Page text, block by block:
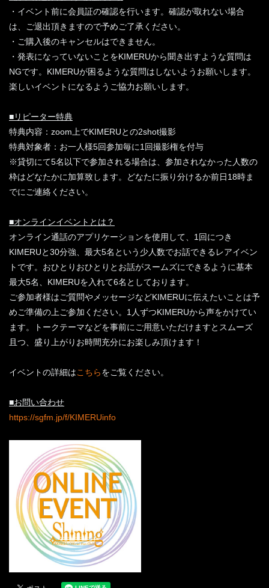
・イベント前に会員証の確認を行います。確認が取れない場合
は、ご退出頂きますので予めご了承ください。
・ご購入後のキャンセルはできません。
・発表になっていないことをKIMERUから聞き出すような質問は
NGです。KIMERUが困るような質問はしないようお願いします。
楽しいイベントになるようご協力お願いします。
■リピーター特典
特典内容：zoom上でKIMERUとの2shot撮影
特典対象者：お一人様5回参加毎に1回撮影権を付与
※貸切にて5名以下で参加される場合は、参加されなかった人数の
枠はどなたかに加算致します。どなたに振り分けるか前日18時ま
でにご連絡ください。
■オンラインイベントとは？
オンライン通話のアプリケーションを使用して、1回につき
KIMERUと30分強、最大5名という少人数でお話できるレアイベン
トです。おひとりおひとりとお話がスームズにできるように基本
最大5名、KIMERUを入れて6名としております。
ご参加者様はご質問やメッセージなどKIMERUに伝えたいことは予
めご準備の上ご参加ください。1人ずつKIMERUから声をかけてい
ます。トークテーマなどを事前にご用意いただけますとスムーズ
且つ、盛り上がりお時間充分にお楽しみ頂けます！
イベントの詳細はこちらをご覧ください。
■お問い合わせ
https://sgfm.jp/f/KIMERUinfo